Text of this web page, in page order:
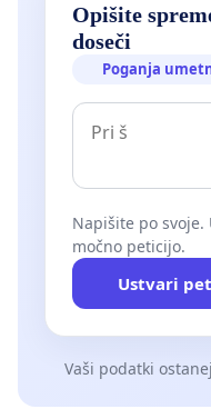
Opišite
doseči
Poganja
Napišite po
močno peticijo.
Ustvari
Vaši podatki